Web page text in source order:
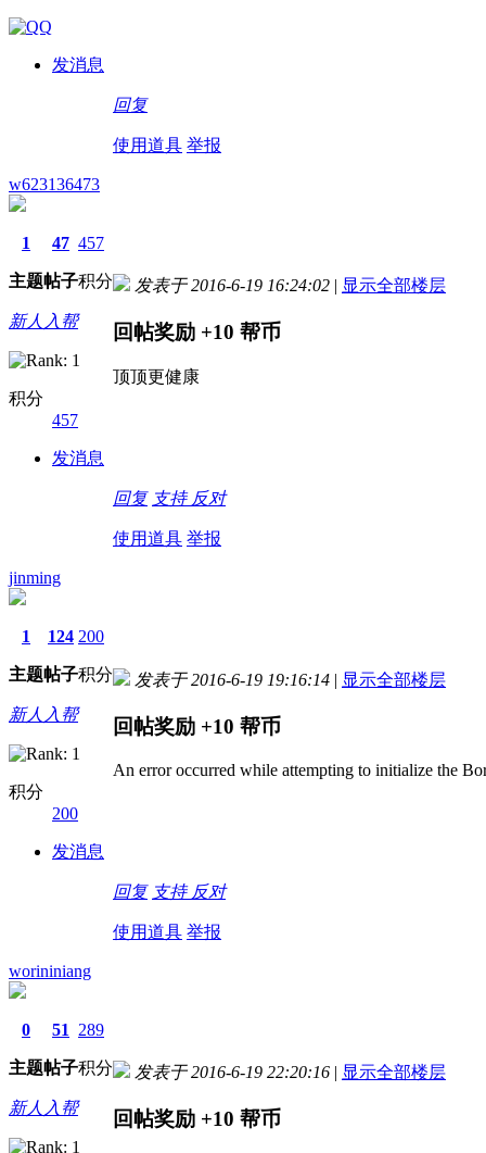
发消息
回复
使用道具 举报
w623136473
1
主题
47
帖子
457
积分
新人入帮
积分
457
发消息
发表于 2016-6-19 16:24:02 | 显示全部楼层
回帖奖励 +10 帮币
顶顶更健康
回复 支持 反对
使用道具 举报
jinming
1
主题
124
帖子
200
积分
新人入帮
积分
200
发消息
发表于 2016-6-19 19:16:14 | 显示全部楼层
回帖奖励 +10 帮币
An error occurred while attempting to initialize the
回复 支持 反对
使用道具 举报
worininiang
0
主题
51
帖子
289
积分
新人入帮
发表于 2016-6-19 22:20:16 | 显示全部楼层
回帖奖励 +10 帮币